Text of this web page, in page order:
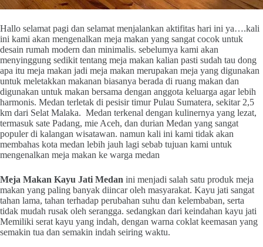
Hallo selamat pagi dan selamat menjalankan aktifitas hari ini ya….kali
ini kami akan mengenalkan meja makan yang sangat cocok untuk
desain rumah modern dan minimalis. sebelumya kami akan
menyinggung sedikit tentang meja makan kalian pasti sudah tau dong
apa itu meja makan jadi meja makan merupakan meja yang digunakan
untuk meletakkan makanan biasanya berada di ruang makan dan
digunakan untuk makan bersama dengan anggota keluarga agar lebih
harmonis. Medan terletak di pesisir timur Pulau Sumatera, sekitar 2,5
km dari Selat Malaka. Medan terkenal dengan kulinernya yang lezat,
termasuk sate Padang, mie Aceh, dan durian Medan yang sangat
populer di kalangan wisatawan. namun kali ini kami tidak akan
membahas kota medan lebih jauh lagi sebab tujuan kami untuk
mengenalkan meja makan ke warga medan
Meja Makan Kayu Jati Medan ini menjadi salah satu produk meja
makan yang paling banyak diincar oleh masyarakat. Kayu jati sangat
tahan lama, tahan terhadap perubahan suhu dan kelembaban, serta
tidak mudah rusak oleh serangga. sedangkan dari keindahan kayu jati
Memiliki serat kayu yang indah, dengan warna coklat keemasan yang
semakin tua dan semakin indah seiring waktu.